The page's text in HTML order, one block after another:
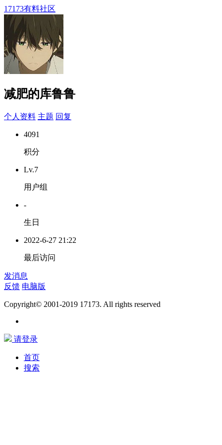
17173有料社区
减肥的库鲁鲁
个人资料 主题 回复
4091
积分
Lv.7
用户组
-
生日
2022-6-27 21:22
最后访问
发消息
反馈 电脑版
Copyright© 2001-2019 17173. All rights reserved
请登录
首页
搜索